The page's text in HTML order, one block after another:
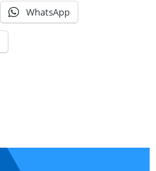
WhatsApp